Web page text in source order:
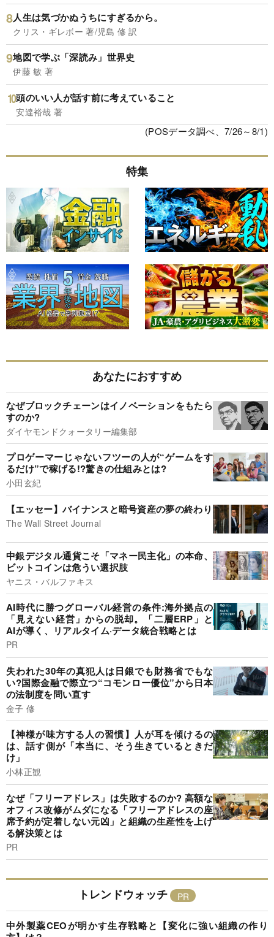
人生は気づかぬうちにすぎるから。
クリス・ギレボー 著/児島 修 訳
地図で学ぶ「深読み」世界史
伊藤 敏 著
頭のいい人が話す前に考えていること
安達裕哉 著
(POSデータ調べ、7/26～8/1)
特集
あなたにおすすめ
なぜブロックチェーンはイノベーションをもたら
すのか?
ダイヤモンドクォータリー編集部
プロゲーマーじゃないフツーの人が“ゲームをす
るだけ”で稼げる!?驚きの仕組みとは?
小田玄紀
【エッセー】バイナンスと暗号資産の夢の終わり
The Wall Street Journal
中銀デジタル通貨こそ「マネー民主化」の本命、
ビットコインは危うい選択肢
ヤニス・バルファキス
AI時代に勝つグローバル経営の条件:海外拠点の
「見えない経営」からの脱却。「二層ERP」と
AIが導く、リアルタイム·データ統合戦略とは
PR
失われた30年の真犯人は日銀でも財務省でもな
い?国際金融で際立つ“コモンロー優位”から日本
の法制度を問い直す
金子 修
【神様が味方する人の習慣】人が耳を傾けるの
は、話す側が「本当に、そう生きているときだ
け」
小林正観
なぜ「フリーアドレス」は失敗するのか? 高額な
オフィス改修がムダになる「フリーアドレスの座
席予約が定着しない元凶」と組織の生産性を上げ
る解決策とは
PR
トレンドウォッチ
中外製薬CEOが明かす生存戦略と【変化に強い組織の作り